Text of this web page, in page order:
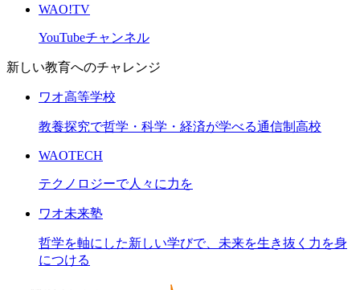
WAO!TV
YouTubeチャンネル
新しい教育へのチャレンジ
ワオ高等学校
教養探究で哲学・科学・経済が学べる通信制高校
WAOTECH
テクノロジーで人々に力を
ワオ未来塾
哲学を軸にした新しい学びで、未来を生き抜く力を身
につける